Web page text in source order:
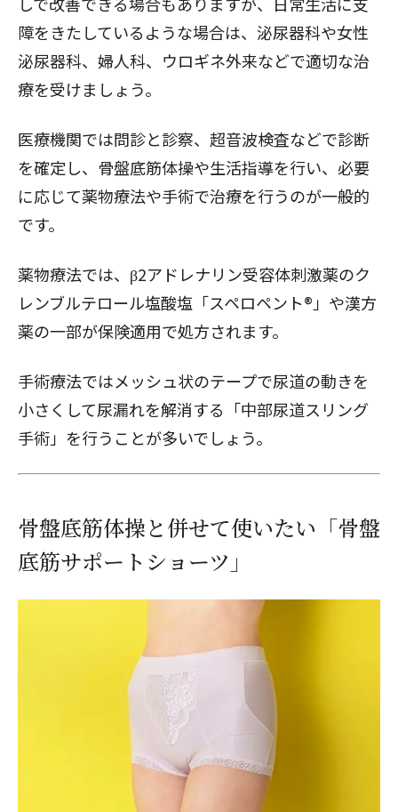
障をきたしているような場合は、泌尿器科や女性
泌尿器科、婦人科、ウロギネ外来などで適切な治
療を受けましょう。
医療機関では問診と診察、超音波検査などで診断
を確定し、骨盤底筋体操や生活指導を行い、必要
に応じて薬物療法や手術で治療を行うのが一般的
です。
薬物療法では、β2アドレナリン受容体刺激薬のク
レンブルテロール塩酸塩「スペロペント®︎」や漢方
薬の一部が保険適用で処方されます。
手術療法ではメッシュ状のテープで尿道の動きを
小さくして尿漏れを解消する「中部尿道スリング
手術」を行うことが多いでしょう。
骨盤底筋体操と併せて使いたい「骨盤
底筋サポートショーツ」